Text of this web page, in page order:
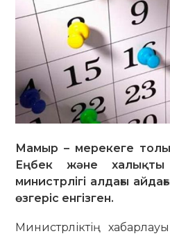
Мамыр – мерекеге
Еңбек және халықты
министрлігі алдағы
өзгеріс енгізген.
Министрліктің